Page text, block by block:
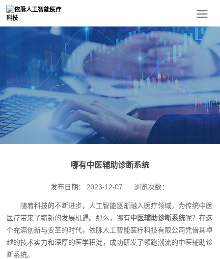
哪有中医辅助诊断系统
发布日期： 2023-12-07 浏览次数：
随着科技的不断进步，人工智能逐渐融入医疗领域，为传统中医
医疗带来了崭新的发展机遇。那么，哪有中医辅助诊断系统呢？在这
个充满创新与变革的时代，依脉人工智能医疗科技有限公司凭借其卓
越的技术实力和深厚的医学积淀，成功研发了领跑潮流的中医辅助诊
断系统。